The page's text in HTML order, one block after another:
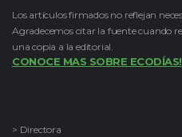
Los artículos firmados no reflejan
Agradecemos citar la fuente cuando
una copia a la editorial.
CONOCE MAS SOBRE ECODÍAS!
> Directora